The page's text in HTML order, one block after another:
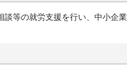
等の就労支援を行い、中小企業